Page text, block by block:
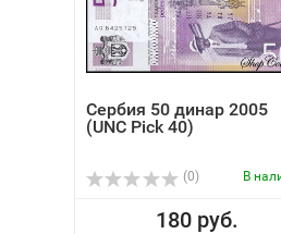
Сербия 50 динар 2005
(UNC Pick 40)
(0) В
180 руб.